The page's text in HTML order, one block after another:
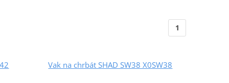
1
Vak na chrbát SHAD SW38 X0SW38